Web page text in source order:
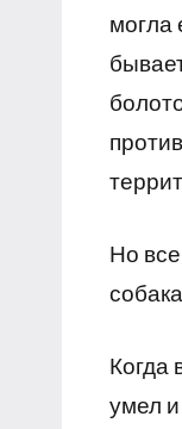
могла
Но
Когда
умел